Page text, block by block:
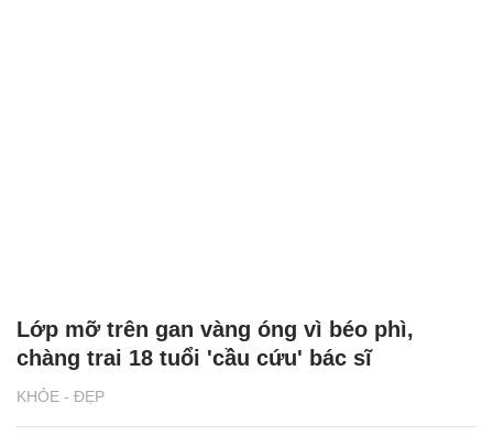
KHỎE - ĐẸP
Lớp mỡ trên gan vàng óng vì béo phì,
chàng trai 18 tuổi 'cầu cứu' bác sĩ